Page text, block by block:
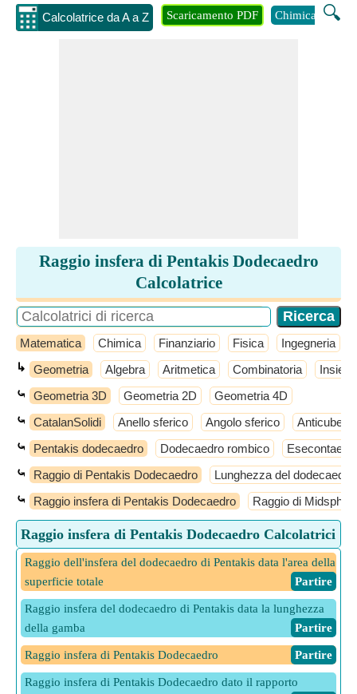
Calcolatrice da A a Z 🔍
Scaricamento PDF Chimica
Raggio insfera di Pentakis Dodecaedro
Calcolatrice
Matematica Chimica Finanziario Fisica Ingegneria
↳ Geometria Algebra Aritmetica Combinatoria
⤿ Geometria 3D Geometria 2D Geometria 4D
⤿ CatalanSolidi Anello sferico Angolo sferico Anticube
⤿ Pentakis dodecaedro Dodecaedro rombico
⤿ Raggio di Pentakis Dodecaedro Lunghezza del
⤿ Raggio insfera di Pentakis Dodecaedro Raggio di
Raggio insfera di Pentakis Dodecaedro Calcolatrici
Raggio dell'insfera del dodecaedro di Pentakis data l'area della
superficie totale
​ Partire
Raggio insfera del dodecaedro di Pentakis data la lunghezza
della gamba
​ Partire
Raggio insfera di Pentakis Dodecaedro ​ Partire
Raggio insfera di Pentakis Dodecaedro dato il rapporto